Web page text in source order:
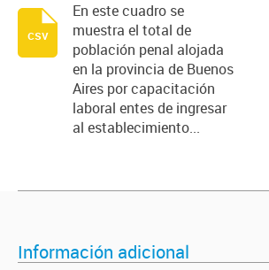
En este cuadro se
muestra el total de
población penal alojada
en la provincia de Buenos
Aires por capacitación
laboral entes de ingresar
al establecimiento...
csv
Información adicional